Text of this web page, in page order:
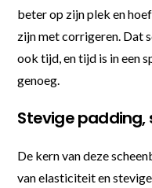
beter op zijn plek en
zijn met corrigeren. Dat
ook tijd, en tijd is in een
genoeg.
Stevige padding,
De kern van deze
van elasticiteit en